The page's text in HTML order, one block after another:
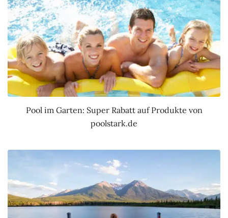
Pool im Garten: Super Rabatt auf Produkte von
poolstark.de